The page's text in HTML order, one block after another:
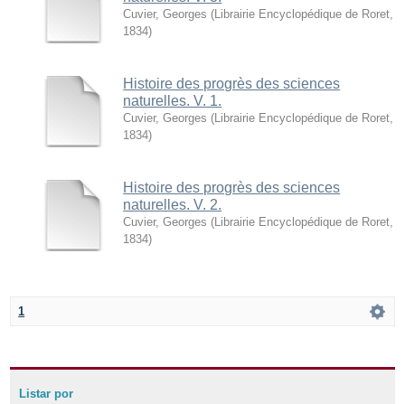
Cuvier, Georges ( Librairie Encyclopédique de Roret
1834)
Histoire des progrès des sciences
naturelles. V. 1.
Cuvier, Georges ( Librairie Encyclopédique de Roret
1834)
Histoire des progrès des sciences
naturelles. V. 2.
Cuvier, Georges ( Librairie Encyclopédique de Roret
1834)
1
Listar por